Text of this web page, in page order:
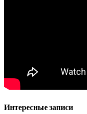
Интересные записи